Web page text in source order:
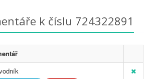
k číslu 724322891